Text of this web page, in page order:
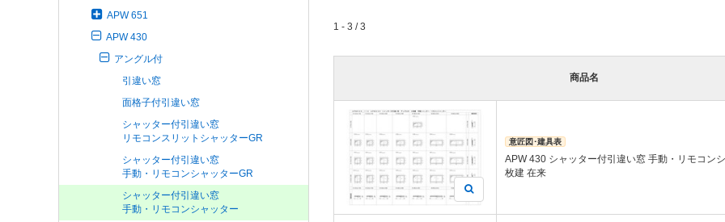
APW 651
APW 430
アングル付
引違い窓
面格子付引違い窓
シャッター付引違い窓
リモコンスリットシャッターGR
シャッター付引違い窓
手動・リモコンシャッターGR
シャッター付引違い窓
手動・リモコンシャッター
1 - 3 / 3
商品名
意匠図･建具表
APW 430 シャッター付引違い窓 手動・リモコン
枚建 在来